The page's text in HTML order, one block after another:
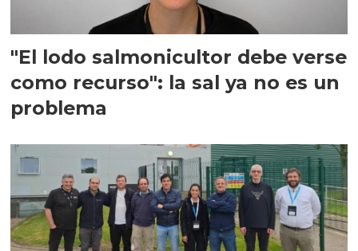
"El lodo salmonicultor debe verse
como recurso": la sal ya no es un
problema